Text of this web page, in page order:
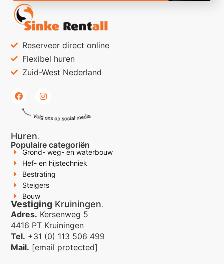
Reserveer direct online
Flexibel huren
Zuid-West Nederland
Huren.
Populaire categoriën
Grond- weg- en waterbouw
Hef- en hijstechniek
Bestrating
Steigers
Bouw
Vestiging Kruiningen.
Adres. Kersenweg 5
4416 PT Kruiningen
Tel. +31 (0) 113 506 499
Mail. [email protected]